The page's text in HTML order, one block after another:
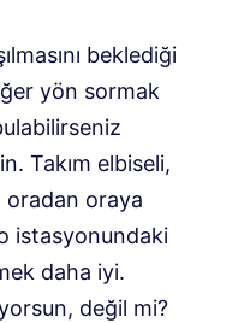
beklediği
yön sormak
Takım elbiseli,
oradan oraya
istasyonundaki
daha iyi.
değil mi?